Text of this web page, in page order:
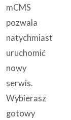
mCMS
pozwala
natychmiast
uruchomić
nowy
serwis.
Wybierasz
gotowy